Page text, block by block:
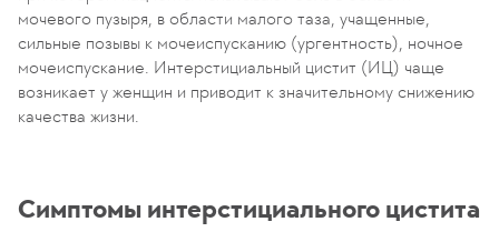
мочевого пузыря, в области малого таза, учащенные,
сильные позывы к мочеиспусканию (ургентность), ночное
мочеиспускание. Интерстициальный цистит (ИЦ) чаще
возникает у женщин и приводит к значительному снижению
качества жизни.
Симптомы интерстициального цистита